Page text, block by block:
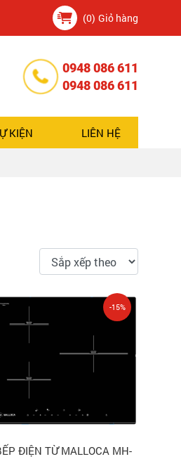
(0) Giỏ hàng
0948 086 611
0948 086 611
KIỆN LIÊN HỆ
ĐIỆN TỪ MALLOCA MH-
-15%